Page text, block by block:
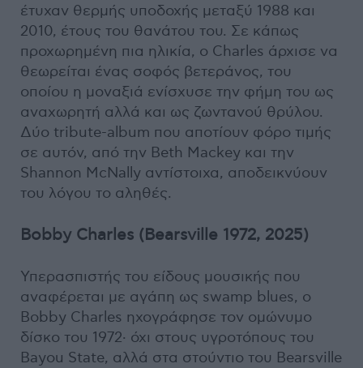
έτυχαν θερμής υποδοχής μεταξύ 1988 και
2010, έτους του θανάτου του. Σε κάπως
προχωρημένη πια ηλικία, ο Charles άρχισε να
θεωρείται ένας σοφός βετεράνος, του
οποίου η μοναξιά ενίσχυσε την φήμη του ως
αναχωρητή αλλά και ως ζωντανού θρύλου.
Δύο tribute-album που αποτίουν φόρο τιμής
σε αυτόν, από την Beth Mackey και την
Shannon McNally αντίστοιχα, αποδεικνύουν
του λόγου το αληθές.
Bobby Charles (Bearsville 1972, 2025)
Υπερασπιστής του είδους μουσικής που
αναφέρεται με αγάπη ως swamp blues, ο
Bobby Charles ηχογράφησε τον ομώνυμο
δίσκο του 1972∙ όχι στους υγροτόπους του
Bayou State, αλλά στα στούντιο του Bearsville